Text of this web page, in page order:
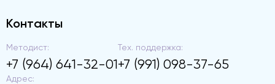
Контакты
Методист:
+7 (964) 641-32-01
Тех. поддержка:
+7 (991) 098-37-65
Адрес: